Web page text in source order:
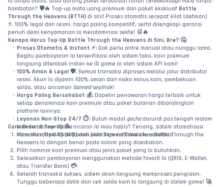
hambatan? 🛡️🔥 Top-up mata uang premium dan paket eksklusif Battle
Through the Heavens (BTTH) di sini! Proses otomatis secepat kilat (detikan)
⚡, 100% legal dan resmi, harga paling kompetitif, serta dilengkapi garansi
penuh demi kenyamanan lo mendominasi sekte! 🛒🔥
Kenapa Harus Top-Up Battle Through the Heavens di Sini, Bre? 🤔
Proses Otomatis & Instant ⚡: Gak perlu antre manual atau nunggu lama.
Begitu pembayaran lo terverifikasi oleh sistem toko, koin premium
langsung ditembak instan ke ID game lo oleh sistem API kami!
100% Aman & Legal 🛡️: Semua transaksi diproses melalui jalur distributor
resmi. Akun lo dijamin 100% aman dari risiko minus koin, pembekuan
saldo, atau ancaman banned sepihak!
Harga Paling Bersahabat 💰: Dapetin penawaran harga terbaik untuk
setiap denominasi koin premium atau paket bulanan dibandingkan
platform lainnya.
Layanan Non-Stop 24/7 ⏱️: Butuh modal gacha darurat pas tengah malam
karena banner Flame incaran lo mau habis? Tenang, sistem otomatisasi
kami standby 24 jam penuh buat nge-refill koin lo seketika!
Cara Order & Top-Up 📝:
Masukkan User ID (UID) dan pilih Server/Zona akun Battle Through the
Heavens lo dengan benar pada kolom yang disediakan.
Pilih nominal koin premium atau jenis paket yang lo butuhkan.
Selesaikan pembayaran menggunakan metode favorit lo (QRIS, E-Wallet,
atau Transfer Bank) 💳.
Setelah transaksi sukses, sistem akan langsung memproses pengisian.
Tunggu beberapa detik dan cek saldo koin lo langsung di dalam game! 🚀